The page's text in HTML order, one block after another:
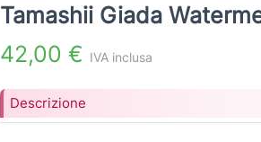
Tamashii Giada
42,00 € IVA inclusa
Descrizione